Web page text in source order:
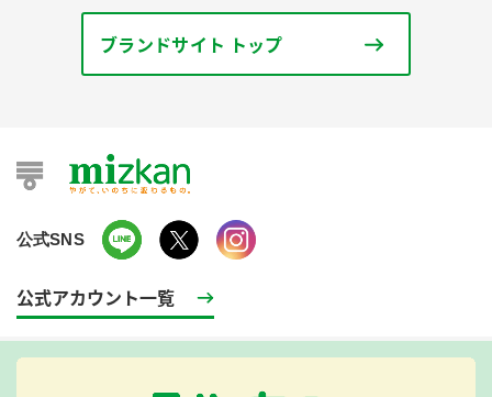
ブランドサイト トップ
公式SNS
公式アカウント一覧